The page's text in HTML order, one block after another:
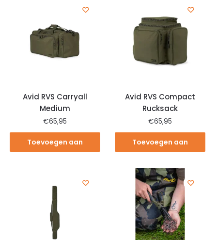
Avid RVS Carryall
Medium
€65,95
Toevoegen aan
Avid RVS Compact
Rucksack
€65,95
Toevoegen aan